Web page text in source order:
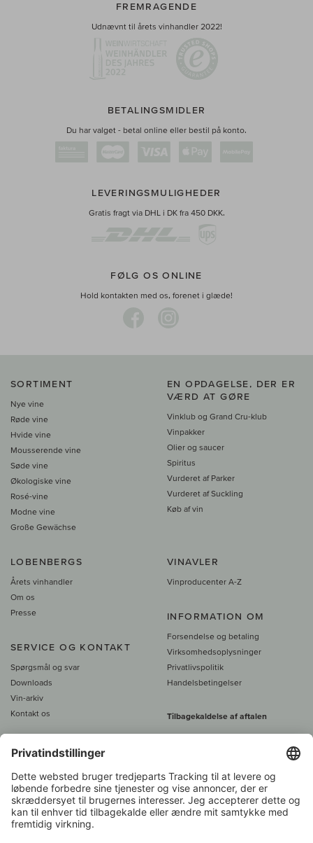
FREMRAGENDE
Udnævnt til årets vinhandler 2022!
BETALINGSMIDLER
Du har valget - betal online eller bestil på konto.
LEVERINGSMULIGHEDER
Gratis fragt via DHL i DK fra 450 DKK.
FØLG OS ONLINE
Hold kontakten med os, forenet i glæde!
SORTIMENT
Nye vine
Røde vine
Hvide vine
Mousserende vine
Søde vine
Økologiske vine
Rosé-vine
Modne vine
Große Gewächse
EN OPDAGELSE, DER ER
VÆRD AT GØRE
Vinklub og Grand Cru-klub
Vinpakker
Olier og saucer
Spiritus
Vurderet af Parker
Vurderet af Suckling
Køb af vin
LOBENBERGS
Årets vinhandler
Om os
Presse
SERVICE OG KONTAKT
Spørgsmål og svar
Downloads
Vin-arkiv
Kontakt os
VINAVLER
Vinproducenter A-Z
INFORMATION OM
Forsendelse og betaling
Virksomhedsoplysninger
Privatlivspolitik
Handelsbetingelser
Tilbagekaldelse af aftalen
Alle priser er inkl. moms, plus 39
450 DKK gratis fragt